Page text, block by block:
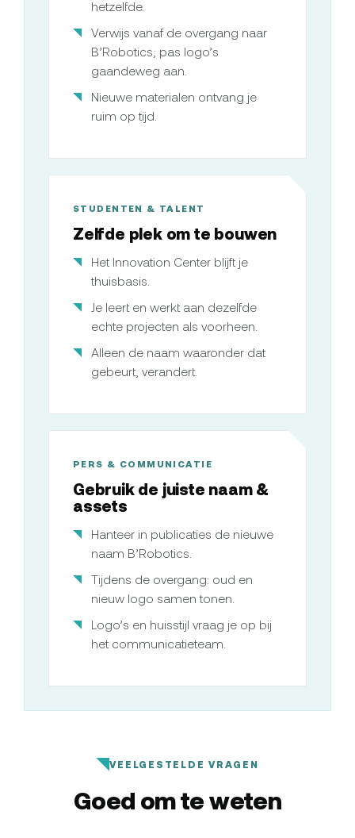
hetzelfde.
Verwijs vanaf de overgang naar
B’Robotics; pas logo’s
gaandeweg aan.
Nieuwe materialen ontvang je
ruim op tijd.
STUDENTEN & TALENT
Zelfde plek om te bouwen
Het Innovation Center blijft je
thuisbasis.
Je leert en werkt aan dezelfde
echte projecten als voorheen.
Alleen de naam waaronder dat
gebeurt, verandert.
PERS & COMMUNICATIE
Gebruik de juiste naam &
assets
Hanteer in publicaties de nieuwe
naam B’Robotics.
Tijdens de overgang: oud en
nieuw logo samen tonen.
Logo’s en huisstijl vraag je op bij
het communicatieteam.
VEELGESTELDE VRAGEN
Goed om te weten